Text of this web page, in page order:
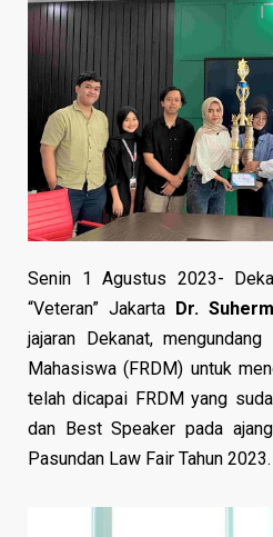
Senin 1 Agustus 2023-
“Veteran” Jakarta Dr.
jajaran Dekanat,
Mahasiswa (FRDM) untuk
telah dicapai FRDM yang
dan Best Speaker pada
Pasundan Law Fair Tahun 2023.